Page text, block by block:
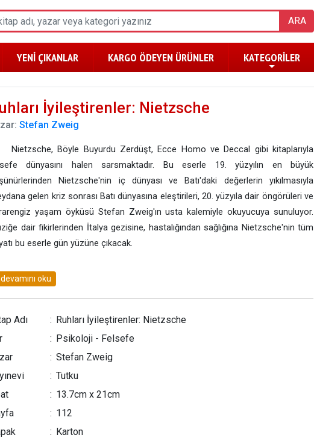
ARA
YENİ ÇIKANLAR KARGO ÖDEYEN ÜRÜNLER KATEGORİLER
İyileştirenler: Nietzsche
Stefan Zweig
Böyle Buyurdu Zerdüşt, Ecce Homo ve Deccal gibi kitaplarıyla
dünyasını halen sarsmaktadır. Bu eserle 19. yüzyılın en büyük
Nietzsche'nin iç dünyası ve Batı'daki değerlerin yıkılmasıyla
gelen kriz sonrası Batı dünyasına eleştirileri, 20. yüzyıla dair öngörüleri ve
yaşam öyküsü Stefan Zweig'ın usta kalemiyle okuyucuya sunuluyor.
dair fikirlerinden İtalya gezisine, hastalığından sağlığına Nietzsche'nin tüm
bu eserle gün yüzüne çıkacak.
Adı : Ruhları İyileştirenler: Nietzsche
: Psikoloji - Felsefe
: Stefan Zweig
: Tutku
: 13.7cm x 21cm
: 112
: Karton